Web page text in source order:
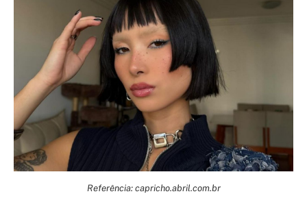
Referência: capricho.abril.com.br